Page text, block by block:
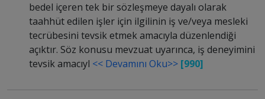
bedel içeren tek bir sözleşmeye dayalı olarak
taahhüt edilen işler için ilgilinin iş ve/veya mesleki
tecrübesini tevsik etmek amacıyla düzenlendiği
açıktır. Söz konusu mevzuat uyarınca, iş deneyimini
tevsik amacıyl << Devamını Oku>> [990]